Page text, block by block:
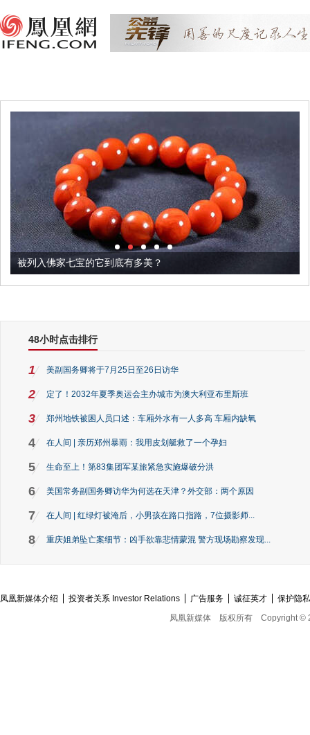
被列入佛家七宝的它到底有多美？
48小时点击排行
1 美副国务卿将于7月25日至26日访华
2 定了！2032年夏季奥运会主办城市为澳大利亚布里斯班
3 郑州地铁被困人员口述：车厢外水有一人多高 车厢内缺氧
4 在人间 | 亲历郑州暴雨：我用皮划艇救了一个孕妇
5 生命至上！第83集团军某旅紧急实施爆破分洪
6 美国常务副国务卿访华为何选在天津？外交部：两个原因
7 在人间 | 红绿灯被淹后，小男孩在路口指路，7位摄影师...
8 重庆姐弟坠亡案细节：凶手欲靠悲情蒙混 警方现场勘察发现...
凤凰新媒体介绍 投资者关系 Investor Relations 广告服务 诚征英才
保护隐
凤凰新媒体
版权所有 Copyright ©